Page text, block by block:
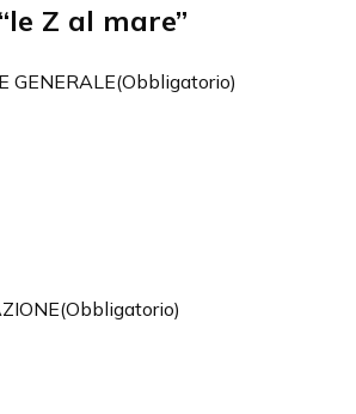
Z al mare”
GENERALE(Obbligatorio)
(Obbligatorio)